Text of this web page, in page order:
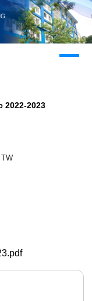
2022-2023